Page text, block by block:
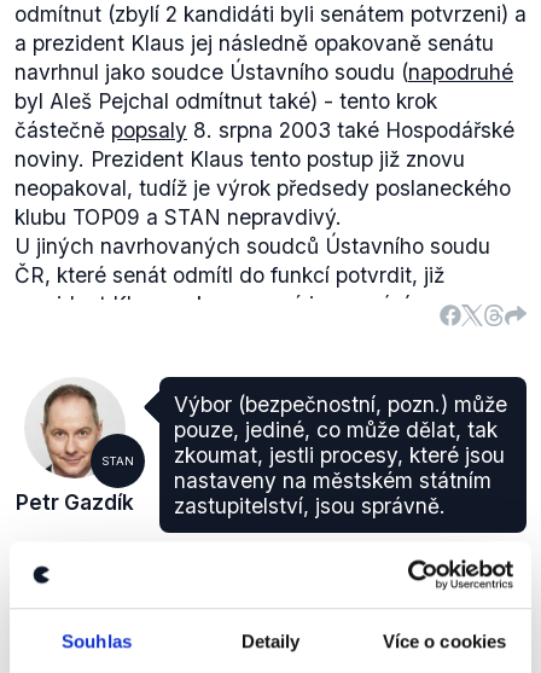
Souhlas Detaily Více o cookies
odmítnut (zbylí 2 kandidáti byli senátem potvrzeni) a
a prezident Klaus jej následně opakovaně senátu
navrhnul jako soudce Ústavního soudu (napodruhé
byl Aleš Pejchal odmítnut také) - tento krok
částečně popsaly 8. srpna 2003 také Hospodářské
noviny. Prezident Klaus tento postup již znovu
neopakoval, tudíž je výrok předsedy poslaneckého
klubu TOP09 a STAN nepravdivý.
U jiných navrhovaných soudců Ústavního soudu
ČR, které senát odmítl do funkcí potvrdit, již
prezident Klaus pokus o nové jmenování
zamítnutými kandidáty byli: V. Balaš, V. Pavlíček a
K. Veselá - Samková, což dokládádokumento
průběhu jednání Senátu ČR v rámci 9. schůze ve 4.
funkčním období (bod 1). Posledním odmítnutým
kandidátem (mimo aktuálně odmítnutého kandidáta
Sváčka) na soudce Ústavního soudu ČR byl Milan
Galvas, jenž byl senátem
8. dubna 2004.
STAN
Petr Gazdík
Výbor (bezpečnostní, pozn.) může
pouze, jediné, co může dělat, tak
zkoumat, jestli procesy, které jsou
nastaveny na městském státním
zastupitelství, jsou správně.
19. února 2012
NEOVĚŘITELNÉ